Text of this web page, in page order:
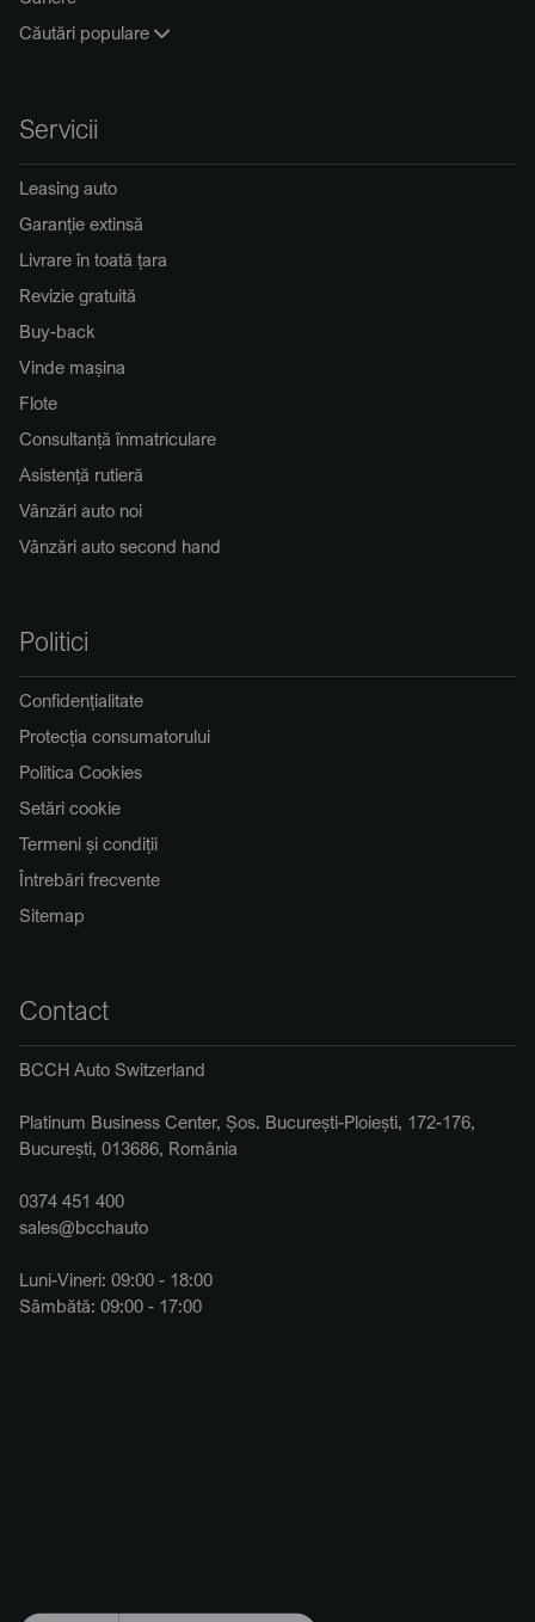
Căutări populare
Servicii
Leasing auto
Garanție extinsă
Livrare în toată țara
Revizie gratuită
Buy-back
Vinde mașina
Flote
Consultanță înmatriculare
Asistență rutieră
Vânzări auto noi
Vânzări auto second hand
Politici
Confidențialitate
Protecția consumatorului
Politica Cookies
Setări cookie
Termeni și condiții
Întrebări frecvente
Sitemap
Contact
BCCH Auto Switzerland
Platinum Business Center, Șos. București-Ploiești, 172-176,
București, 013686, România
0374 451 400
sales@bcchauto
Luni-Vineri: 09:00 - 18:00
Sâmbătă: 09:00 - 17:00